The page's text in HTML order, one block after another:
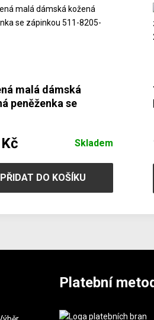
malá dámská
peněženka se
Skladem
PŘIDAT DO KOŠÍKU
Platební